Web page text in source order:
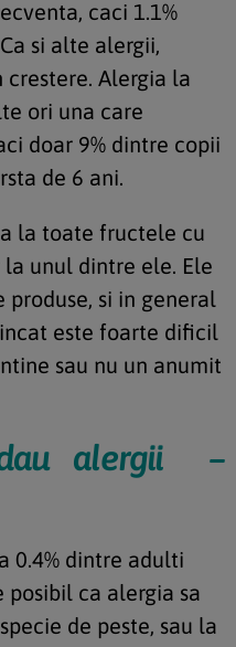
caci 1.1%
si alte alergii,
Alergia la
ori una care
doar 9% dintre copii
de 6 ani.
la toate fructele cu
unul dintre ele. Ele
si in general
este foarte dificil
sau nu un anumit
alergii –
0.4% dintre adulti
posibil ca alergia sa
de peste, sau la